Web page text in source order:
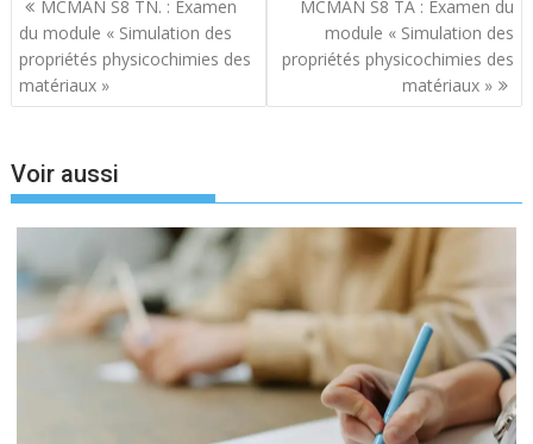
de
l’article
MCMAN S8 TN. : Examen
du module « Simulation des
propriétés physicochimies des
matériaux »
MCMAN S8 TA : Examen du
module « Simulation des
propriétés physicochimies des
matériaux »
Voir aussi